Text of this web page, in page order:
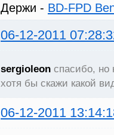
Держи - BD-FPD
06-12-2011
sergioleon спасибо, но
хотя бы скажи какой
06-12-2011